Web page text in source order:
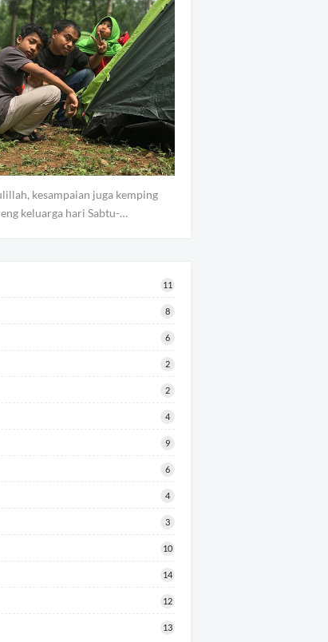
kesampaian juga kemping
keluarga hari Sabtu-…
11
8
6
2
2
4
9
6
4
3
10
14
12
13